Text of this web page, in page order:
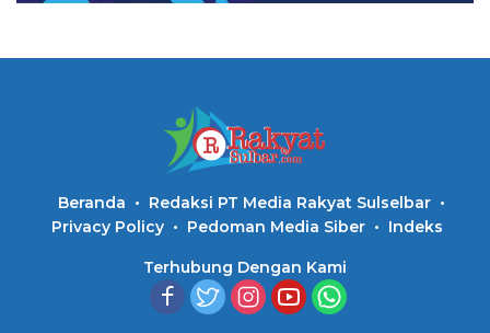
Beranda
Redaksi PT Media Rakyat Sulselbar
Privacy Policy
Pedoman Media Siber Indeks
Terhubung Dengan Kami